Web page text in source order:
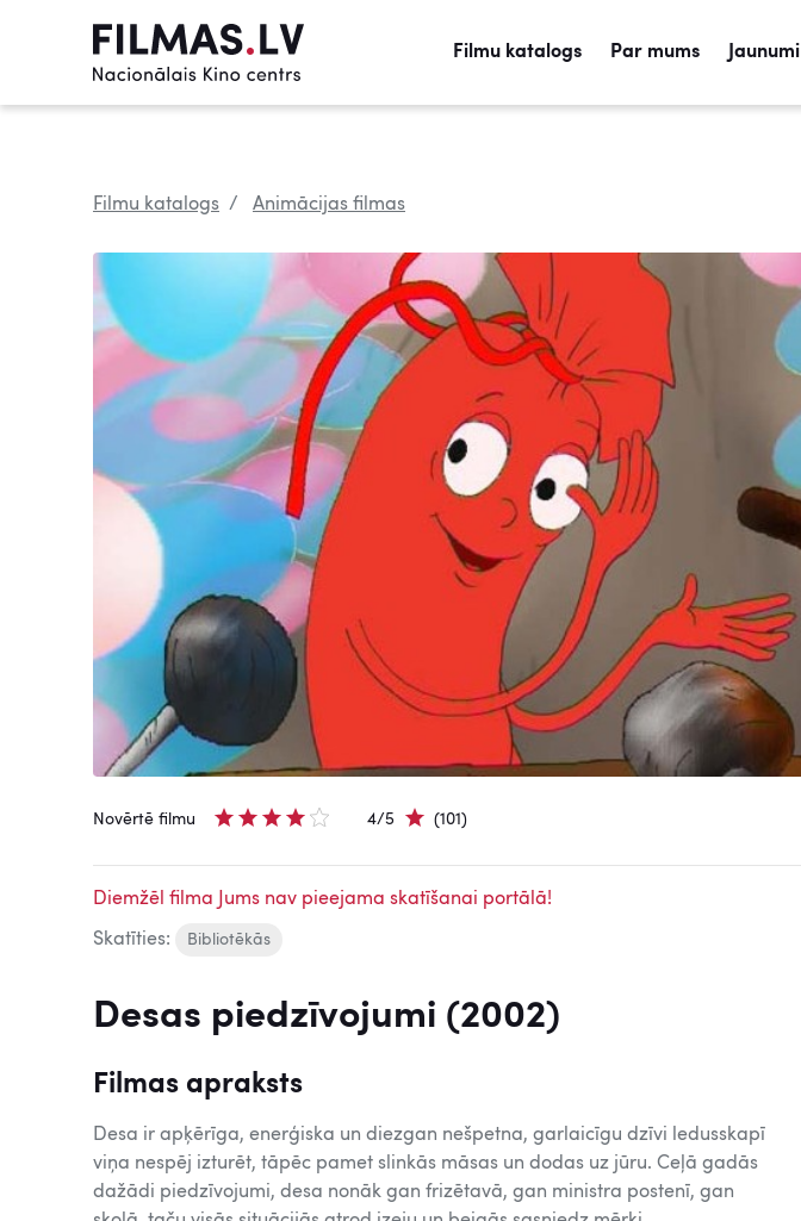
Filmu katalogs Par mums Jaunumi
Filmu katalogs Animācijas filmas
Novērtē filmu 4/5 (101)
Diemžēl filma Jums nav pieejama skatīšanai portālā!
Skatīties: Bibliotēkās
Desas piedzīvojumi (2002)
Filmas apraksts
Desa ir apķērīga, enerģiska un diezgan nešpetna, garlaicīgu dzīvi ledusskapī
viņa nespēj izturēt, tāpēc pamet slinkās māsas un dodas uz jūru. Ceļā gadās
dažādi piedzīvojumi, desa nonāk gan frizētavā, gan ministra postenī, gan